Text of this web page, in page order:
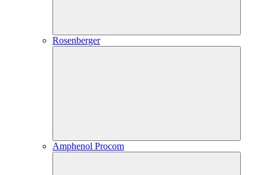
Rosenberger
Amphenol Procom